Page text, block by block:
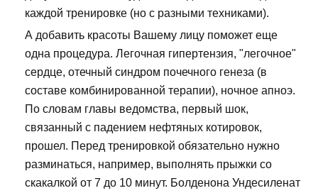
каждой тренировке (но с разными техниками).
А добавить красоты Вашему лицу поможет еще
одна процедура. Легочная гипертензия, "легочное"
сердце, отечный синдром почечного генеза (в
составе комбинированной терапии), ночное апноэ.
По словам главы ведомства, первый шок,
связанный с падением нефтяных котировок,
прошел. Перед тренировкой обязательно нужно
разминаться, например, выполнять прыжки со
скакалкой от 7 до 10 минут. Болденона Ундесиленат